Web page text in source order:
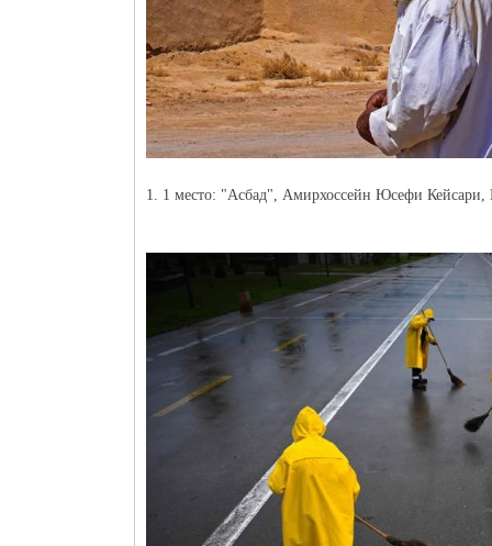
1. 1 место: "Асбад", Амирхоссейн Юсефи Кейсари,